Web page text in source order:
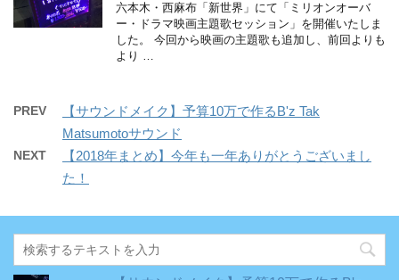
六本木・西麻布「新世界」にて「ミリオンオーバ
ー・ドラマ映画主題歌セッション」を開催いたしま
した。 今回から映画の主題歌も追加し、前回よりも
より …
PREV
【サウンドメイク】予算10万で作るB'z Tak
Matsumotoサウンド
NEXT
【2018年まとめ】今年も一年ありがとうございまし
た！